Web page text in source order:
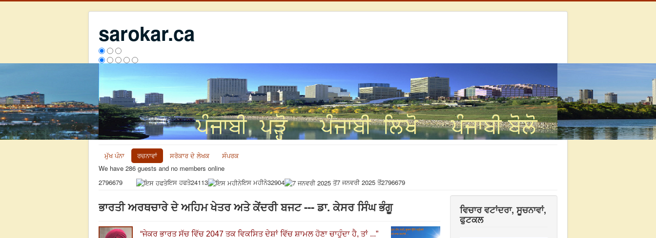
sarokar.ca
ਮੁੱਖ ਪੰਨਾ ਰਚਨਾਵਾਂ ਸਰੋਕਾਰ ਦੇ ਲੇਖਕ
ਸੰਪਰਕ
We have 286 guests and no members online
2796679
ਇਸ ਹਫਤੇ24113 ਇਸ ਮਹੀਨੇ32904 7 ਜਨਵਰੀ 2025 ਤੋਂ2796679
ਭਾਰਤੀ ਅਰਥਚਾਰੇ ਦੇ ਅਹਿਮ ਖੇਤਰ ਅਤੇ ਕੇਂਦਰੀ ਬਜਟ --- ਡਾ. ਕੇਸਰ ਸਿੰਘ ਭੰਗੂ
“ਜੇਕਰ ਭਾਰਤ ਸੱਚ ਵਿੱਚ 2047 ਤਕ ਵਿਕਸਿਤ ਦੇਸ਼ਾਂ ਵਿੱਚ ਸ਼ਾਮਲ ਹੋਣਾ ਚਾਹੁੰਦਾ ਹੈ, ਤਾਂ ...”
ਵਿਚਾਰ ਵਟਾਂਦਰਾ, ਸੂਚਨਾਵਾਂ,
ਫੁਟਕਲ